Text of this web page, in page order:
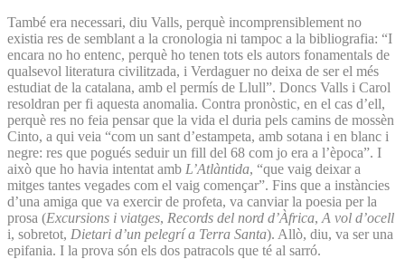
També era necessari, diu Valls, perquè incomprensiblement no
existia res de semblant a la cronologia ni tampoc a la bibliografia: “I
encara no ho entenc, perquè ho tenen tots els autors fonamentals de
qualsevol literatura civilitzada, i Verdaguer no deixa de ser el més
estudiat de la catalana, amb el permís de Llull”. Doncs Valls i Carol
resoldran per fi aquesta anomalia. Contra pronòstic, en el cas d’ell,
perquè res no feia pensar que la vida el duria pels camins de mossèn
Cinto, a qui veia “com un sant d’estampeta, amb sotana i en blanc i
negre: res que pogués seduir un fill del 68 com jo era a l’època”. I
això que ho havia intentat amb L’Atlàntida, “que vaig deixar a
mitges tantes vegades com el vaig començar”. Fins que a instàncies
d’una amiga que va exercir de profeta, va canviar la poesia per la
prosa (Excursions i viatges, Records del nord d’Àfrica, A vol d’ocell
i, sobretot, Dietari d’un pelegrí a Terra Santa). Allò, diu, va ser una
epifania. I la prova són els dos patracols que té al sarró.